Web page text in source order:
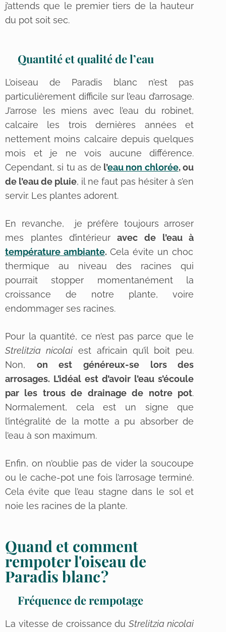
j’attends que le premier tiers de la hauteur
du pot soit sec.
Quantité et qualité de l’eau
L’oiseau de Paradis blanc n’est pas
particulièrement difficile sur l’eau d’arrosage.
J’arrose les miens avec l’eau du robinet,
calcaire les trois dernières années et
nettement moins calcaire depuis quelques
mois et je ne vois aucune différence.
Cependant, si tu as de l’eau non chlorée, ou
de l’eau de pluie, il ne faut pas hésiter à s’en
servir. Les plantes adorent.
En revanche, je préfère toujours arroser
mes plantes d’intérieur avec de l’eau à
température ambiante. Cela évite un choc
thermique au niveau des racines qui
pourrait stopper momentanément la
croissance de notre plante, voire
endommager ses racines.
Pour la quantité, ce n’est pas parce que le
Strelitzia nicolaiest africain qu’il boit peu.
Non, on est généreux-se lors des
arrosages. L’idéal est d’avoir l’eau s’écoule
par les trous de drainage de notre pot.
Normalement, cela est un signe que
l’intégralité de la motte a pu absorber de
l’eau à son maximum.
Enfin, on n’oublie pas de vider la soucoupe
ou le cache-pot une fois l’arrosage terminé.
Cela évite que l’eau stagne dans le sol et
noie les racines de la plante.
Quand et comment
rempoter l'oiseau de
Paradis blanc ?
Fréquence de rempotage
La vitesse de croissance duStrelitzia nicolai